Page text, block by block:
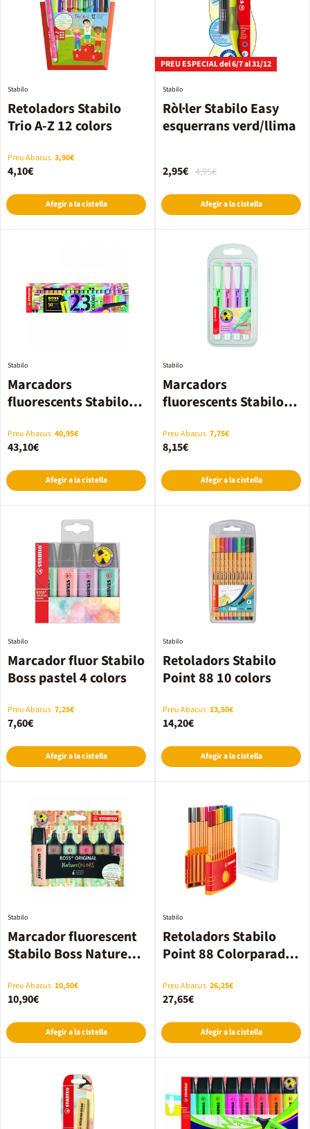
Retoladors Stabilo
Trio A-Z 12 colors
Stabilo
Preu Abacus 3,90€
4,10€
Afegir a la cistella
PREU ESPECIAL del 6/7 al 31/12
Ròl·ler Stabilo Easy
esquerrans verd/llima
Stabilo
4,95€
2,95€
Afegir a la cistella
Marcadors
fluorescents Stabilo
Stabilo
Preu Abacus 40,95€
43,10€
Afegir a la cistella
Marcadors
fluorescents Stabilo
Stabilo
Preu Abacus 7,75€
8,15€
Afegir a la cistella
Marcador fluor Stabilo
Boss pastel 4 colors
Stabilo
Preu Abacus 7,25€
7,60€
Afegir a la cistella
Retoladors Stabilo
Point 88 10 colors
Stabilo
Preu Abacus 13,50€
14,20€
Afegir a la cistella
Marcador fluorescent
Stabilo Boss Nature
Stabilo
Preu Abacus 10,50€
10,90€
Afegir a la cistella
Retoladors Stabilo
Point 88 Colorparade
Stabilo
Preu Abacus 26,25€
27,65€
Afegir a la cistella